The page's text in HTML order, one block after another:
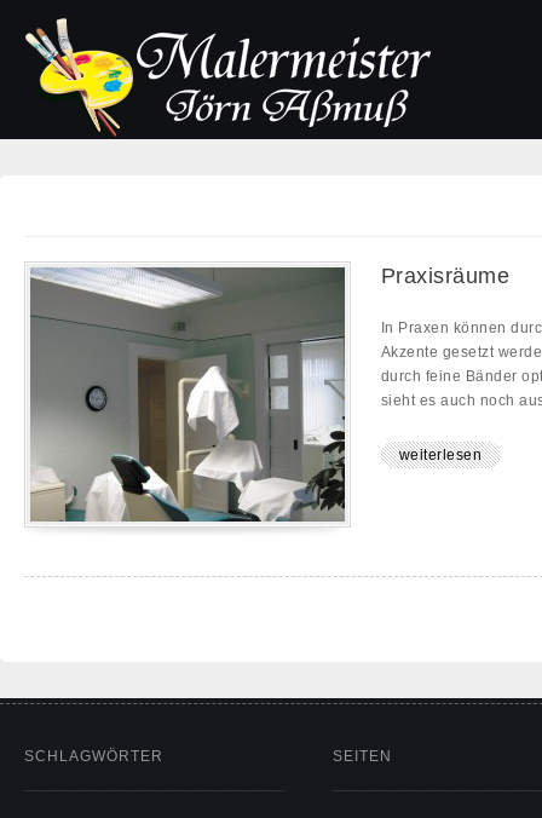
Praxisräume
In Praxen können
Akzente gesetzt
durch feine Bänder
sieht es auch noch
weiterlesen
SCHLAGWÖRTER SEITEN